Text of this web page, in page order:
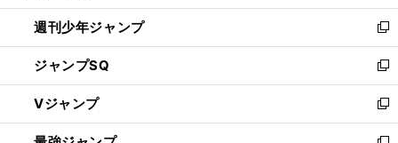
開
く
週刊少年ジャンプ
新
し
い
ウ
ィ
ン
ジャンプSQ
新
し
い
ウ
Vジャンプ
新
し